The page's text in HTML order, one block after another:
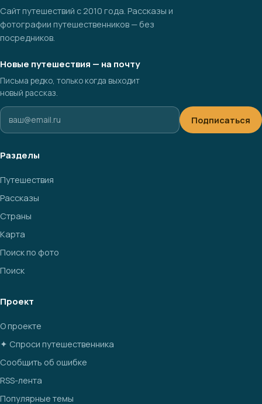
Сайт путешествий с 2010 года. Рассказы и
фотографии путешественников — без
посредников.
Новые путешествия — на почту
Письма редко, только когда выходит
новый рассказ.
Подписаться
Разделы
Путешествия
Рассказы
Страны
Карта
Поиск по фото
Поиск
Проект
О проекте
✦ Спроси путешественника
Сообщить об ошибке
RSS-лента
Популярные темы